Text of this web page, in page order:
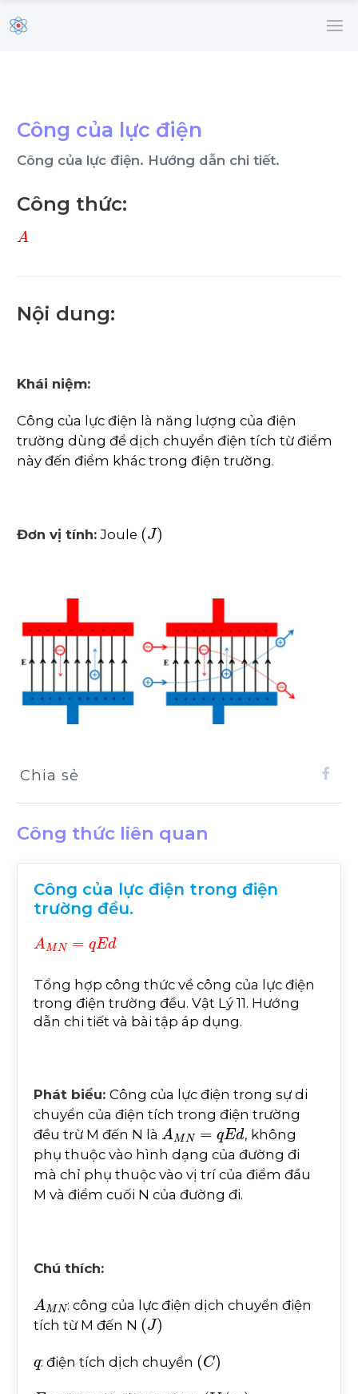
Công của lực điện
Công của lực điện. Hướng dẫn chi tiết.
Công thức:
A
Nội dung:
Khái niệm:
Công của lực điện là năng lượng của điện
trường dùng để dịch chuyển điện tích từ điểm
này đến điểm khác trong điện trường.
Đơn vị tính: Joule (J)
Chia sẻ
Công thức liên quan
Công của lực điện trong điện
trường đều.
A
Ed
Tổng hợp công thức về công của lực điện
trong điện trường đều. Vật Lý 11. Hướng
dẫn chi tiết và bài tập áp dụng.
Phát biểu: Công của lực điện trong sự di
chuyển của điện tích trong điện trường
đều trừ M đến N là A M N =q Ed, không
phụ thuộc vào hình dạng của đường đi
mà chỉ phụ thuộc vào vị trí của điểm đầu
M và điểm cuối N của đường đi.
Chú thích:
A
: công của lực điện dịch chuyển điện
tích từ M đến N (J)
: điện tích dịch chuyển (C)
E
(V/ m
)